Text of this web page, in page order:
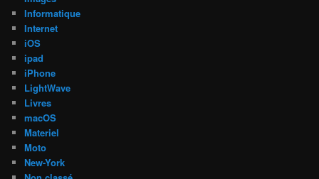
Informatique
Internet
iOS
ipad
iPhone
LightWave
Livres
macOS
Materiel
Moto
New-York